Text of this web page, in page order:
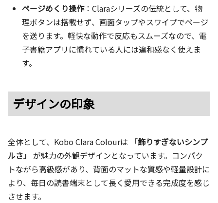
ページめくり操作：Claraシリーズの伝統として、物
理ボタンは搭載せず、画面タップやスワイプでページ
を送ります。軽快な動作で反応もスムーズなので、電
子書籍アプリに慣れている人には違和感なく使えま
す。
デザインの印象
全体として、Kobo Clara Colourは
「飾りすぎないシンプ
ルさ」 が魅力の外観デザインとなっています。コンパク
トながら高級感があり、背面のマットな質感や軽量設計に
より、毎日の読書端末として長く愛用できる完成度を感じ
させます。